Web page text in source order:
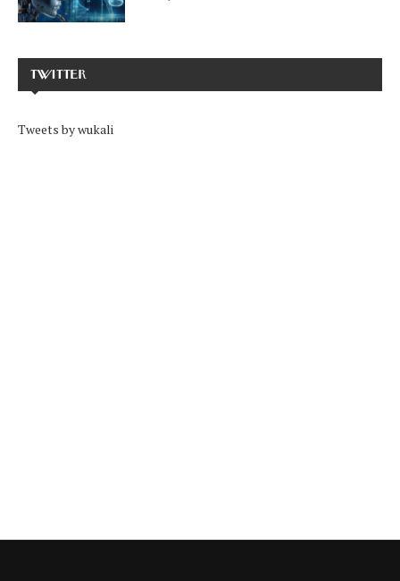
TWITTER
Tweets by wukali